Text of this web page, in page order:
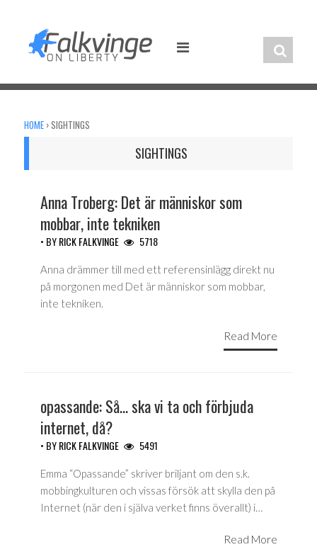
content
HOME ›SIGHTINGS
SIGHTINGS
Anna Troberg: Det är människor som
mobbar, inte tekniken
• BYRICK FALKVINGE 5718
Anna drämmer till med ett referensinlägg direkt nu
på morgonen med Det är människor som mobbar,
inte tekniken.
Read More
opassande: Så… ska vi ta och förbjuda
internet, då?
• BYRICK FALKVINGE 5491
Emma “Opassande” skriver briljant om den s.k.
mobbingkulturen och vissas försök att skylla den på
Internet (när den i själva verket finns överallt) i…
Read More